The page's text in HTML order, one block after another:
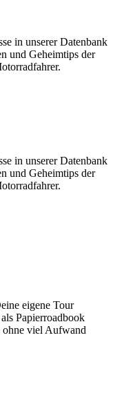
in unserer Datenbank
und Geheimtips der
in unserer Datenbank
und Geheimtips der
eigene Tour
Papierroadbook
ohne viel Aufwand